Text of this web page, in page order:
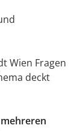
Wien Fragen
deckt